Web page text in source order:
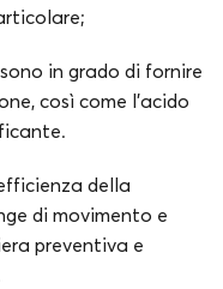
in grado di fornire
così come l’acido
della
di movimento e
preventiva e